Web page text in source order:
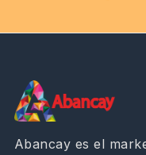
Abancay es el